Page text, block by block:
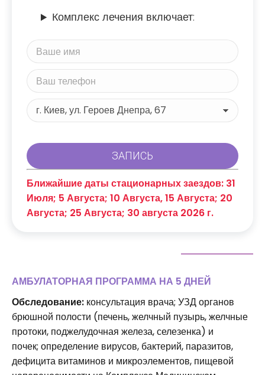
Комплекс лечения включает:
Ближайшие даты стационарных заездов: 31
Июля; 5 Августа; 10 Августа, 15 Августа; 20
Августа; 25 Августа; 30 августа 2026 г.
АМБУЛАТОРНАЯ ПРОГРАММА НА 5 ДНЕЙ
Обследование: консультация врача; УЗД органов
брюшной полости (печень, желчный пузырь, желчные
протоки, поджелудочная железа, селезенка) и
почек; определение вирусов, бактерий, паразитов,
дефицита витаминов и микроэлементов, пищевой